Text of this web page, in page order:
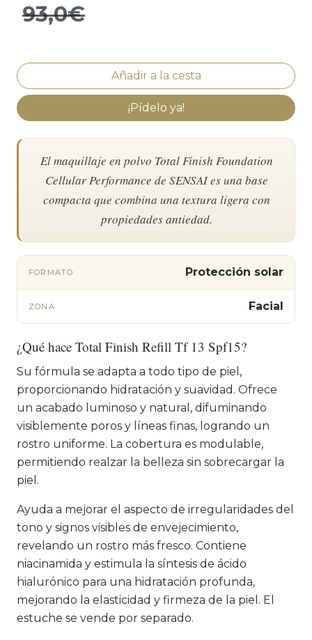
93,0€
¡Pídelo ya!
El maquillaje en polvo Total Finish Foundation
Cellular Performance de SENSAI es una base
compacta que combina una textura ligera con
propiedades antiedad.
FORMATO Protección solar
ZONA Facial
¿Qué hace Total Finish Refill Tf 13 Spf15?
Su fórmula se adapta a todo tipo de piel,
proporcionando hidratación y suavidad. Ofrece
un acabado luminoso y natural, difuminando
visiblemente poros y líneas finas, logrando un
rostro uniforme. La cobertura es modulable,
permitiendo realzar la belleza sin sobrecargar la
piel.
Ayuda a mejorar el aspecto de irregularidades del
tono y signos visibles de envejecimiento,
revelando un rostro más fresco. Contiene
niacinamida y estimula la síntesis de ácido
hialurónico para una hidratación profunda,
mejorando la elasticidad y firmeza de la piel. El
estuche se vende por separado.